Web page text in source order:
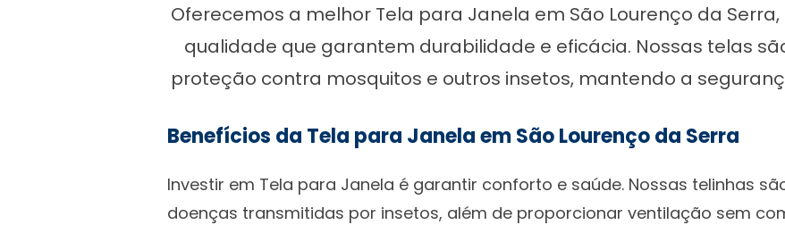
Oferecemos a melhor Tela para Janela em São Lourenço da
qualidade que garantem durabilidade e eficácia. Nossas telas
proteção contra mosquitos e outros insetos, mantendo a
Benefícios da Tela para Janela em São Lourenço da Serra
Investir em Tela para Janela é garantir conforto e saúde. Nossas telinhas
doenças transmitidas por insetos, além de proporcionar ventilação sem